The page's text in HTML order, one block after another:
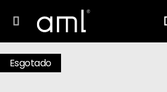
Esgotado